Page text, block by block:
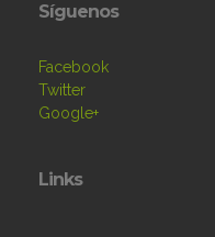
Síguenos
Facebook
Twitter
Google+
Links